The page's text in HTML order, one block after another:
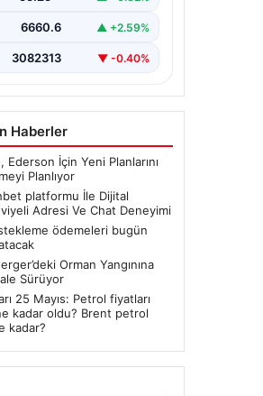
şekilde bağlantı
Günümüzde…
6660.6 ▲ +2.59%
3082313 ▼ -0.40%
Haberler
Ederson İçin Yeni Planlarını
Planlıyor
platformu İle Dijital
Adresi Ve Chat Deneyimi
ödemeleri bugün
Orman Yangınına
Sürüyor
25 Mayıs: Petrol fiyatları
kadar oldu? Brent petrol
kadar?